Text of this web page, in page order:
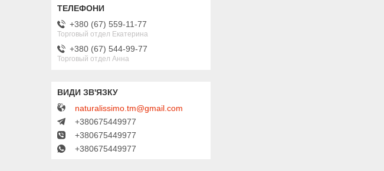
+380 (67) 559-11-77
Торговый отдел Екатерина
+380 (67) 544-99-77
Торговый отдел Анна
naturalissimo.tm@gmail.com
+380675449977
+380675449977
+380675449977